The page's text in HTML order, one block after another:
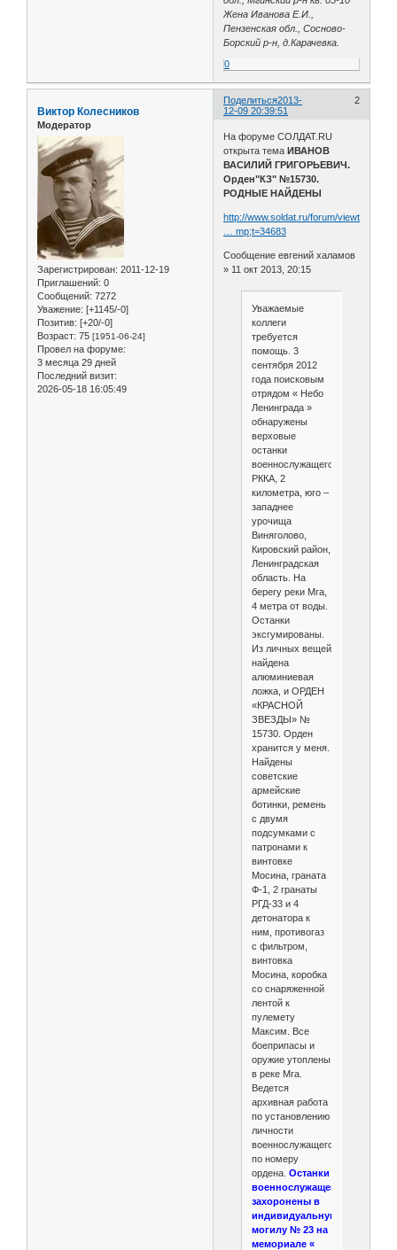
Жена Иванова Е.И.,
Пензенская обл., Сосново-
Борский р-н, д.Карачевка.
0
Поделиться 2
2013-
12-09 20:39:51
Виктор Колесников
Модератор
Зарегистрирован: 2011-12-19
Приглашений: 0
Сообщений: 7272
Уважение: [+1145/-0]
Позитив: [+20/-0]
Возраст: 75 [1951-06-24]
Провел на форуме:
3 месяца 29 дней
Последний визит:
2026-05-18 16:05:49
На форуме СОЛДАТ.RU
открыта тема ИВАНОВ
ВАСИЛИЙ ГРИГОРЬЕВИЧ.
Орден"КЗ" №15730.
РОДНЫЕ НАЙДЕНЫ
http://www.soldat.ru/forum/viewtopic.ph
… mp;t=34683
Сообщение евгений халамов
» 11 окт 2013, 20:15
Уважаемые
коллеги
требуется
помощь. 3
сентября 2012
года поисковым
отрядом « Небо
Ленинграда »
обнаружены
верховые
останки
военнослужащего
РККА, 2
километра, юго –
западнее
урочища
Виняголово,
Кировский район,
Ленинградская
область. На
берегу реки Мга,
4 метра от воды.
Останки
эксгумированы.
Из личных вещей
найдена
алюминиевая
ложка, и ОРДЕН
«КРАСНОЙ
ЗВЕЗДЫ» №
15730. Орден
хранится у меня.
Найдены
советские
армейские
ботинки, ремень
с двумя
подсумками с
патронами к
винтовке
Мосина, граната
Ф-1, 2 гранаты
РГД-33 и 4
детонатора к
ним, противогаз
с фильтром,
винтовка
Мосина, коробка
со снаряженной
лентой к
пулемету
Максим. Все
боеприпасы и
оружие утоплены
в реке Мга.
Ведется
архивная работа
по установлению
личности
военнослужащего
по номеру
ордена. Останки
военнослужащего
захоронены в
индивидуальную
могилу № 23 на
мемориале «